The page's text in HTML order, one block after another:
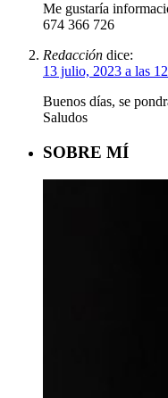
Me gustaría
674 366 726
Redacción dice:
13 julio, 2023 a las
Buenos días, se
Saludos
SOBRE MÍ